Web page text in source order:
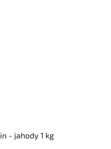
- jahody 1 kg